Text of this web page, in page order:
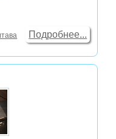
Подробнее...